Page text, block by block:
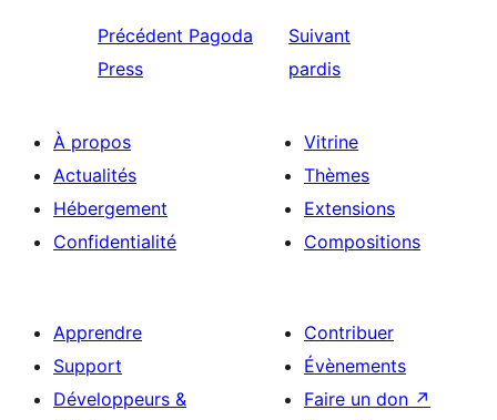
Précédent Pagoda
Press
Suivant
pardis
À propos
Actualités
Hébergement
Confidentialité
Vitrine
Thèmes
Extensions
Compositions
Apprendre
Support
Développeurs &
Contribuer
Évènements
Faire un don ↗